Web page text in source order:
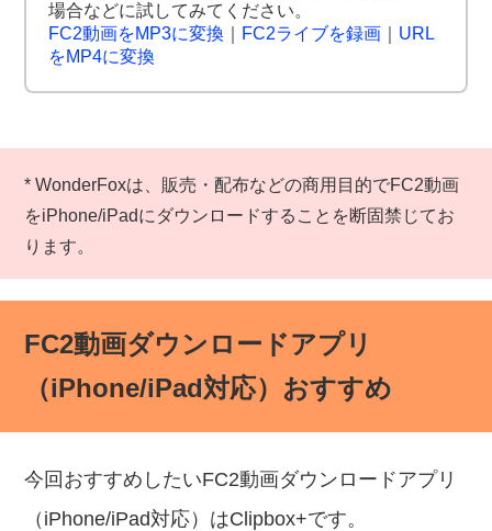
場合などに試してみてください。
FC2動画をMP3に変換
FC2ライブを録画
URL
をMP4に変換
* WonderFoxは、販売・配布などの商用目的でFC2動画
をiPhone/iPadにダウンロードすることを断固禁じてお
ります。
FC2動画ダウンロードアプリ
（iPhone/iPad対応）おすすめ
今回おすすめしたいFC2動画ダウンロードアプリ
（iPhone/iPad対応）はClipbox+です。